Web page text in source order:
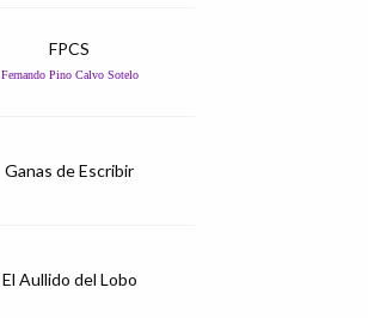
FPCS
Fernando Pino Calvo Sotelo
Ganas de Escribir
El Aullido del Lobo